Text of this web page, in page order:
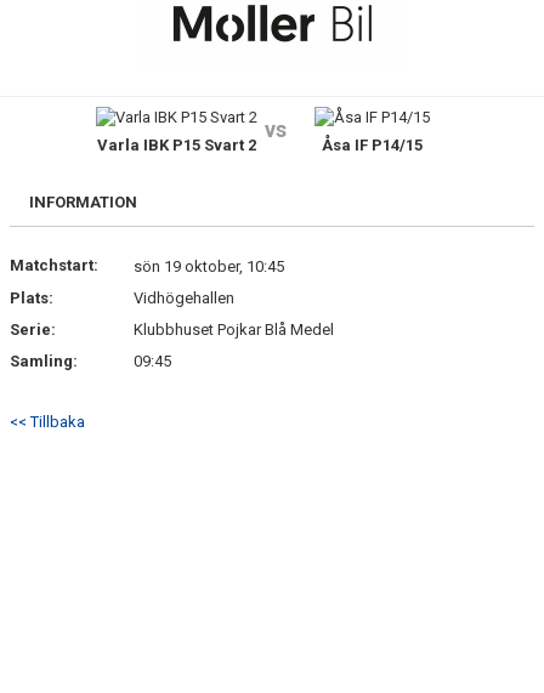
BILDGALLERI
KONTAKT
Varla IBK P15 Svart 2
vs
Åsa IF P14/15
INFORMATION
Matchstart:
sön 19 oktober, 10:45
Plats:
Vidhögehallen
Serie:
Klubbhuset Pojkar Blå Medel
Samling:
09:45
<< Tillbaka